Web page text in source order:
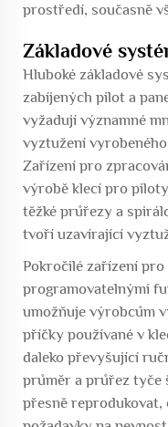
prostředí, současně
Základové
Hluboké základové
zabíjených pilot a
vyžadují významné
vyztužení
Zařízení pro
výrobě klecí pro
těžké průřezy a
tvoří uzavírající
Pokročilé zařízení
programovatelnými
umožňuje výrobcům
příčky používané v
daleko převyšující
průměr a průřez tyče
přesně reprodukovat,